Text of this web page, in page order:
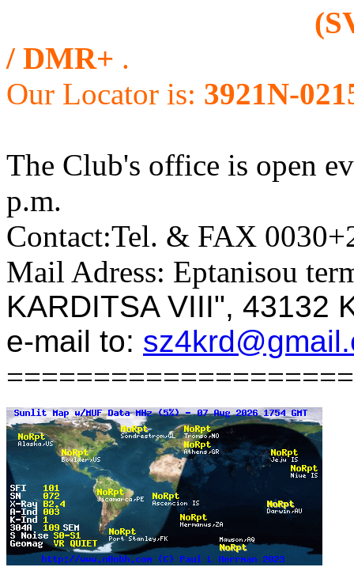
(SV4R RU96B
/ DMR+ .
Our Locator is: 3921Ν-
The Club's office is open
p.m.
Contact:Tel. & FAX
Mail Adress: Eptanisou
KARDITSA VIII", 43132
e-mail to: